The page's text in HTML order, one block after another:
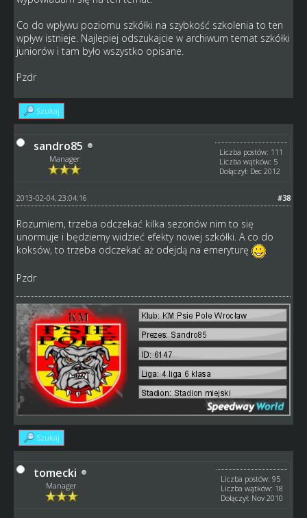
Co do wpływu poziomu szkółki na szybkość szkolenia to ten
wpływ istnieje. Najlepiej odszukajcie w archiwum temat szkółki
juniorów i tam było wszystko opisane.
Pzdr
Szukaj
sandro85
Manager
Liczba postów: 111
Liczba wątków: 5
Dołączył: Dec 2012
#38
2013-02-04, 23:04:16
Rozumiem, trzeba odczekać kilka sezonów nim to się
unormuje i będziemy widzieć efekty nowej szkółki. A co do
koksów, to trzeba odczekać aż odejdą na emeryturę
Pzdr
Szukaj
tomecki
Manager
Liczba postów: 95
Liczba wątków: 18
Dołączył: Nov 2010